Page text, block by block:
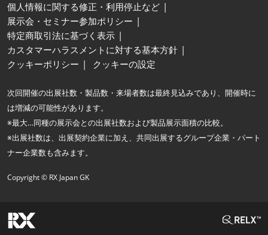
個人情報に関する修正・利用停止など
展示会・セミナー参加ポリシー
特定商取引法に基づく表示
カスタマーハラスメントに対する基本方針
クッキーポリシー
クッキーの設定
次回開催の出展社数・製品数・来場者数は最終見込みであり、開催時に
は増減の可能性があります。
※最大…同種の展示会との出展社数および製品展示面積の比較。
※出展社数は、出展契約企業に加え、共同出展するグループ企業・パート
ナー企業数も含みます。
Copyright © RX Japan GK